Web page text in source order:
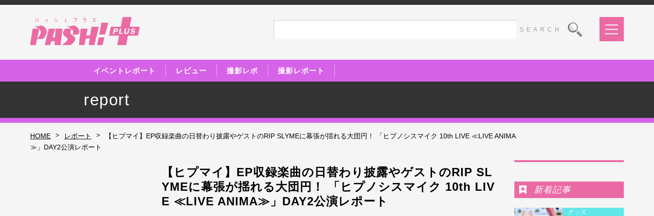
イベントレポート レビュー 撮影レポ 撮影レポート
report
HOME > レポート >
【ヒプマイ】EP収録楽曲の日替わり披露やゲストのRIP SLYMEに幕張が揺れる大団円！ 「ヒプノシスマイク 10th LIVE ≪LIVE ANIMA
≫」DAY2公演レポート
【ヒプマイ】EP収録楽曲の日替わり披露やゲストのRIP SL
YMEに幕張が揺れる大団円！ 「ヒプノシスマイク 10th LIV
E ≪LIVE ANIMA≫」DAY2公演レポート
新着記事
グッズ